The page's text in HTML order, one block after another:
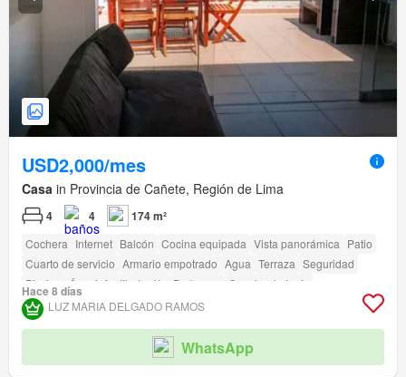
USD2,000/mes
Casa in Provincia de Cañete, Región de Lima
4 4 174 m²
Cochera Internet Balcón Cocina equipada Vista panorámica Patio
Cuarto de servicio Armario empotrado Agua Terraza Seguridad
Piscina
Área infantil Jardín Barbacoa Cancha de tenis
Hace 8 días
LUZ MARIA DELGADO RAMOS
WhatsApp